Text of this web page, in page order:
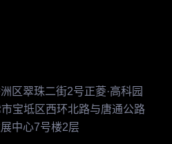
区翠珠二街2号正菱·高科园
市宝坻区西环北路与唐通公路
中心7号楼2层